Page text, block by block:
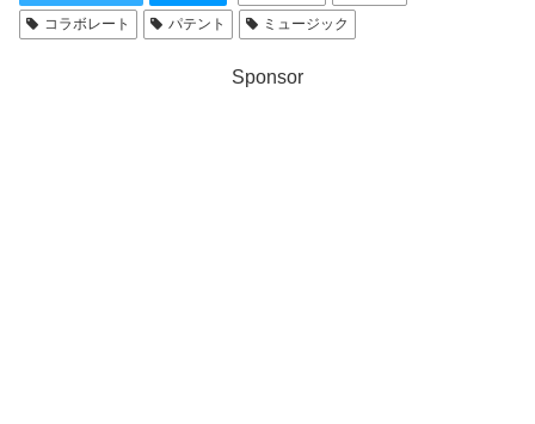
コラボレート
パテント ミュージック
Sponsor